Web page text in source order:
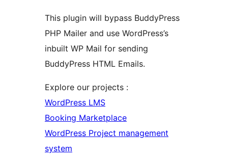
This plugin will bypass BuddyPress
PHP Mailer and use WordPress’s
inbuilt WP Mail for sending
BuddyPress HTML Emails.
Explore our projects :
WordPress LMS
Booking Marketplace
WordPress Project management
system